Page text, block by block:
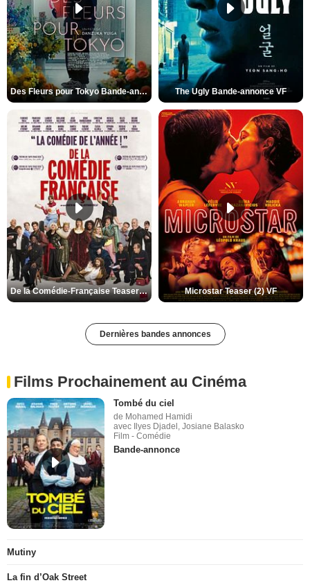
Des Fleurs pour Tokyo Bande-annonce VO STFR The Ugly Bande-annonce VF
De la Comédie-Française Teaser (3) VF Microstar Teaser (2) VF
Dernières bandes annonces
Films Prochainement au Cinéma
Tombé du ciel
de Mohamed Hamidi
avec Ilyes Djadel, Josiane Balasko
Film - Comédie
Bande-annonce
Mutiny
La fin d’Oak Street